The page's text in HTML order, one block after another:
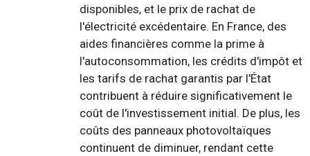
disponibles, et le prix de rachat de
l'électricité excédentaire. En France, des
aides financières comme la prime à
l'autoconsommation, les crédits d'impôt et
les tarifs de rachat garantis par l'État
contribuent à réduire significativement le
coût de l'investissement initial. De plus, les
coûts des panneaux photovoltaïques
continuent de diminuer, rendant cette